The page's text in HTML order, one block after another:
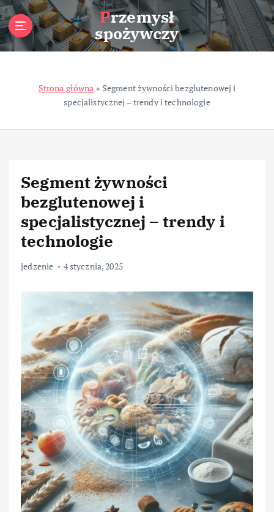
S
k
i
p
t
Przemysł
spożywczy
Strona główna » Segment żywności bezglutenowej i
specjalistycznej – trendy i technologie
Segment żywności
bezglutenowej i
specjalistycznej – trendy i
technologie
jedzenie 4 stycznia, 2025